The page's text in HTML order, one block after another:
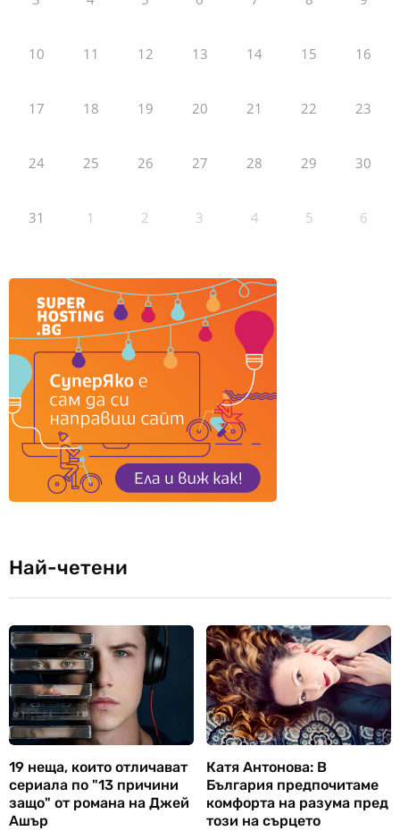
10 11 12 13 14 15 16
17 18 19 20 21 22 23
24 25 26 27 28 29 30
31 1 2 3 4 5 6
Най-четени
19 неща, които отличават
сериала по "13 причини
защо" от романа на Джей
Ашър
Катя Антонова: В
България предпочитаме
комфорта на разума пред
този на сърцето